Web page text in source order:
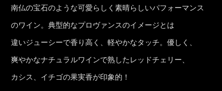
南仏の宝石のような可愛らしく素晴らしいパフォーマンス
のワイン。典型的なプロヴァンスのイメージとは
違いジューシーで香り高く、軽やかなタッチ。優しく、
爽やかなナチュラルワインで熟したレッドチェリー、
カシス、イチゴの果実香が印象的！